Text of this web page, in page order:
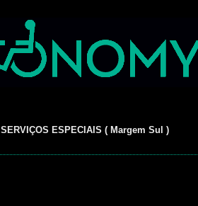
ESPECIAIS ( Margem Sul )